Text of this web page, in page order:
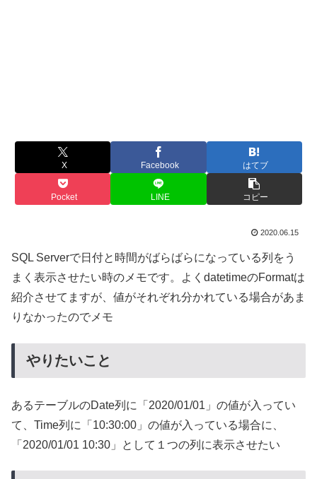
X Facebook はてブ
Pocket LINE コピー
2020.06.15
SQL Serverで日付と時間がばらばらになっている列をう
まく表示させたい時のメモです。よくdatetimeのFormatは
紹介させてますが、値がそれぞれ分かれている場合があま
りなかったのでメモ
やりたいこと
あるテーブルのDate列に「2020/01/01」の値が入ってい
て、Time列に「10:30:00」の値が入っている場合に、
「2020/01/01 10:30」として１つの列に表示させたい